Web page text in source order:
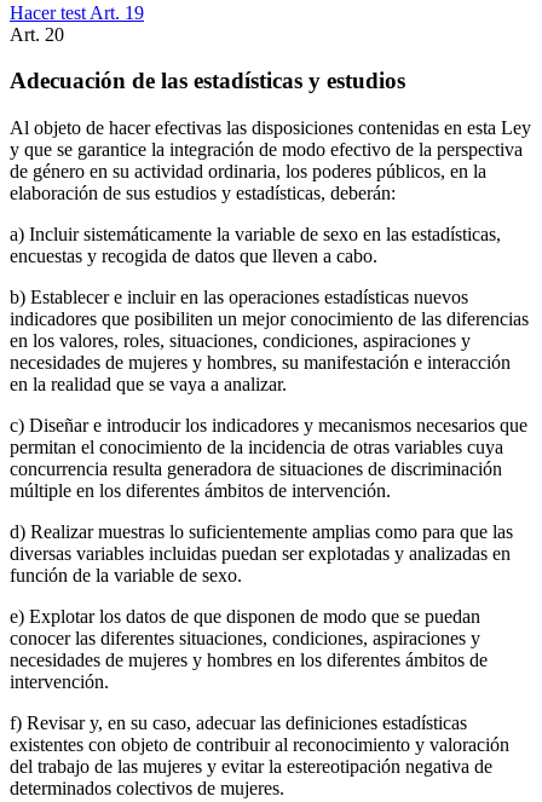
Hacer test Art. 19
Art. 20
Adecuación de las estadísticas y estudios
Al objeto de hacer efectivas las disposiciones contenidas en esta Ley
y que se garantice la integración de modo efectivo de la perspectiva
de género en su actividad ordinaria, los poderes públicos, en la
elaboración de sus estudios y estadísticas, deberán:
a) Incluir sistemáticamente la variable de sexo en las estadísticas,
encuestas y recogida de datos que lleven a cabo.
b) Establecer e incluir en las operaciones estadísticas nuevos
indicadores que posibiliten un mejor conocimiento de las diferencias
en los valores, roles, situaciones, condiciones, aspiraciones y
necesidades de mujeres y hombres, su manifestación e interacción
en la realidad que se vaya a analizar.
c) Diseñar e introducir los indicadores y mecanismos necesarios que
permitan el conocimiento de la incidencia de otras variables cuya
concurrencia resulta generadora de situaciones de discriminación
múltiple en los diferentes ámbitos de intervención.
d) Realizar muestras lo suficientemente amplias como para que las
diversas variables incluidas puedan ser explotadas y analizadas en
función de la variable de sexo.
e) Explotar los datos de que disponen de modo que se puedan
conocer las diferentes situaciones, condiciones, aspiraciones y
necesidades de mujeres y hombres en los diferentes ámbitos de
intervención.
f) Revisar y, en su caso, adecuar las definiciones estadísticas
existentes con objeto de contribuir al reconocimiento y valoración
del trabajo de las mujeres y evitar la estereotipación negativa de
determinados colectivos de mujeres.